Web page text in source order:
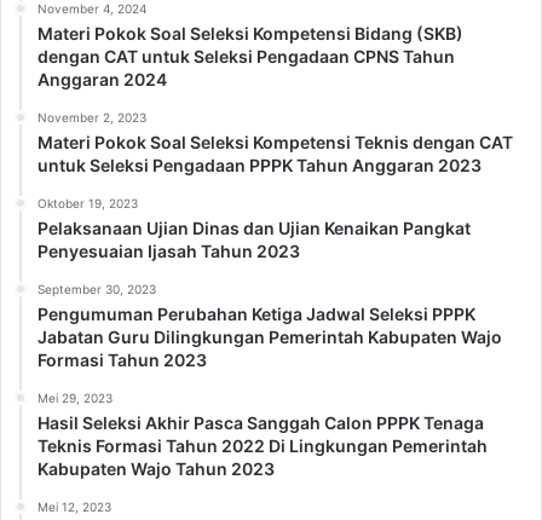
November 4, 2024
Materi Pokok Soal Seleksi Kompetensi Bidang (SKB)
dengan CAT untuk Seleksi Pengadaan CPNS Tahun
Anggaran 2024
November 2, 2023
Materi Pokok Soal Seleksi Kompetensi Teknis dengan CAT
untuk Seleksi Pengadaan PPPK Tahun Anggaran 2023
Oktober 19, 2023
Pelaksanaan Ujian Dinas dan Ujian Kenaikan Pangkat
Penyesuaian Ijasah Tahun 2023
September 30, 2023
Pengumuman Perubahan Ketiga Jadwal Seleksi PPPK
Jabatan Guru Dilingkungan Pemerintah Kabupaten Wajo
Formasi Tahun 2023
Mei 29, 2023
Hasil Seleksi Akhir Pasca Sanggah Calon PPPK Tenaga
Teknis Formasi Tahun 2022 Di Lingkungan Pemerintah
Kabupaten Wajo Tahun 2023
Mei 12, 2023